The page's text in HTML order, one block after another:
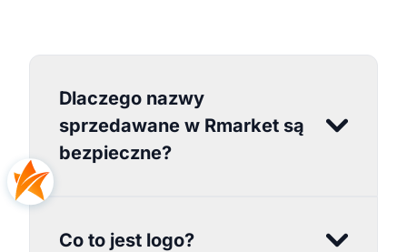
Dlaczego nazwy
sprzedawane w Rmarket są
bezpieczne?
Co to jest logo?